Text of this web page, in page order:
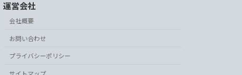
運営会社
会社概要
お問い合わせ
プライバシーポリシー